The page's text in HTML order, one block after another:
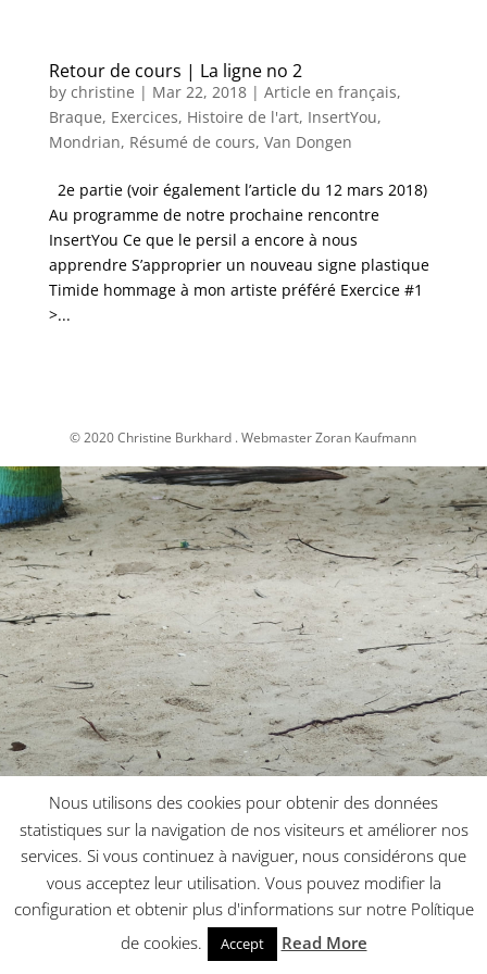
Retour de cours | La ligne no 2
by christine | Mar 22, 2018| Article en français,
Braque, Exercices, Histoire de l'art, InsertYou,
Mondrian, Résumé de cours, Van Dongen
2e partie (voir également l’article du 12 mars 2018)
Au programme de notre prochaine rencontre
InsertYou Ce que le persil a encore à nous
apprendre S’approprier un nouveau signe plastique
Timide hommage à mon artiste préféré Exercice #1
>...
© 2020 Christine Burkhard . Webmaster Zoran Kaufmann
Nous utilisons des cookies pour obtenir des données
statistiques sur la navigation de nos visiteurs et améliorer nos
services. Si vous continuez à naviguer, nous considérons que
vous acceptez leur utilisation. Vous pouvez modifier la
configuration et obtenir plus d'informations sur notre Polítique
de cookies.
Accept Read More